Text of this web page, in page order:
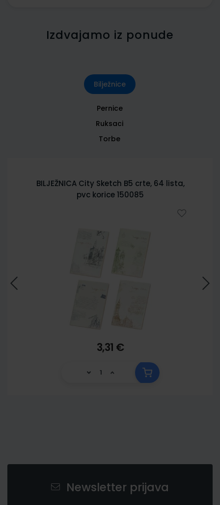
Izdvajamo iz ponude
Bilježnice
Pernice
Ruksaci
Torbe
BILJEŽNICA City Sketch B5 crte, 64 lista,
pvc korice 150085
3,31 €
Newsletter prijava